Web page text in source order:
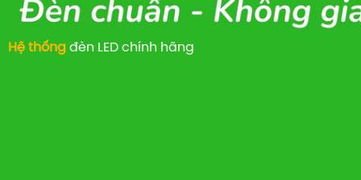
Hệ thống đèn LED chính hãng